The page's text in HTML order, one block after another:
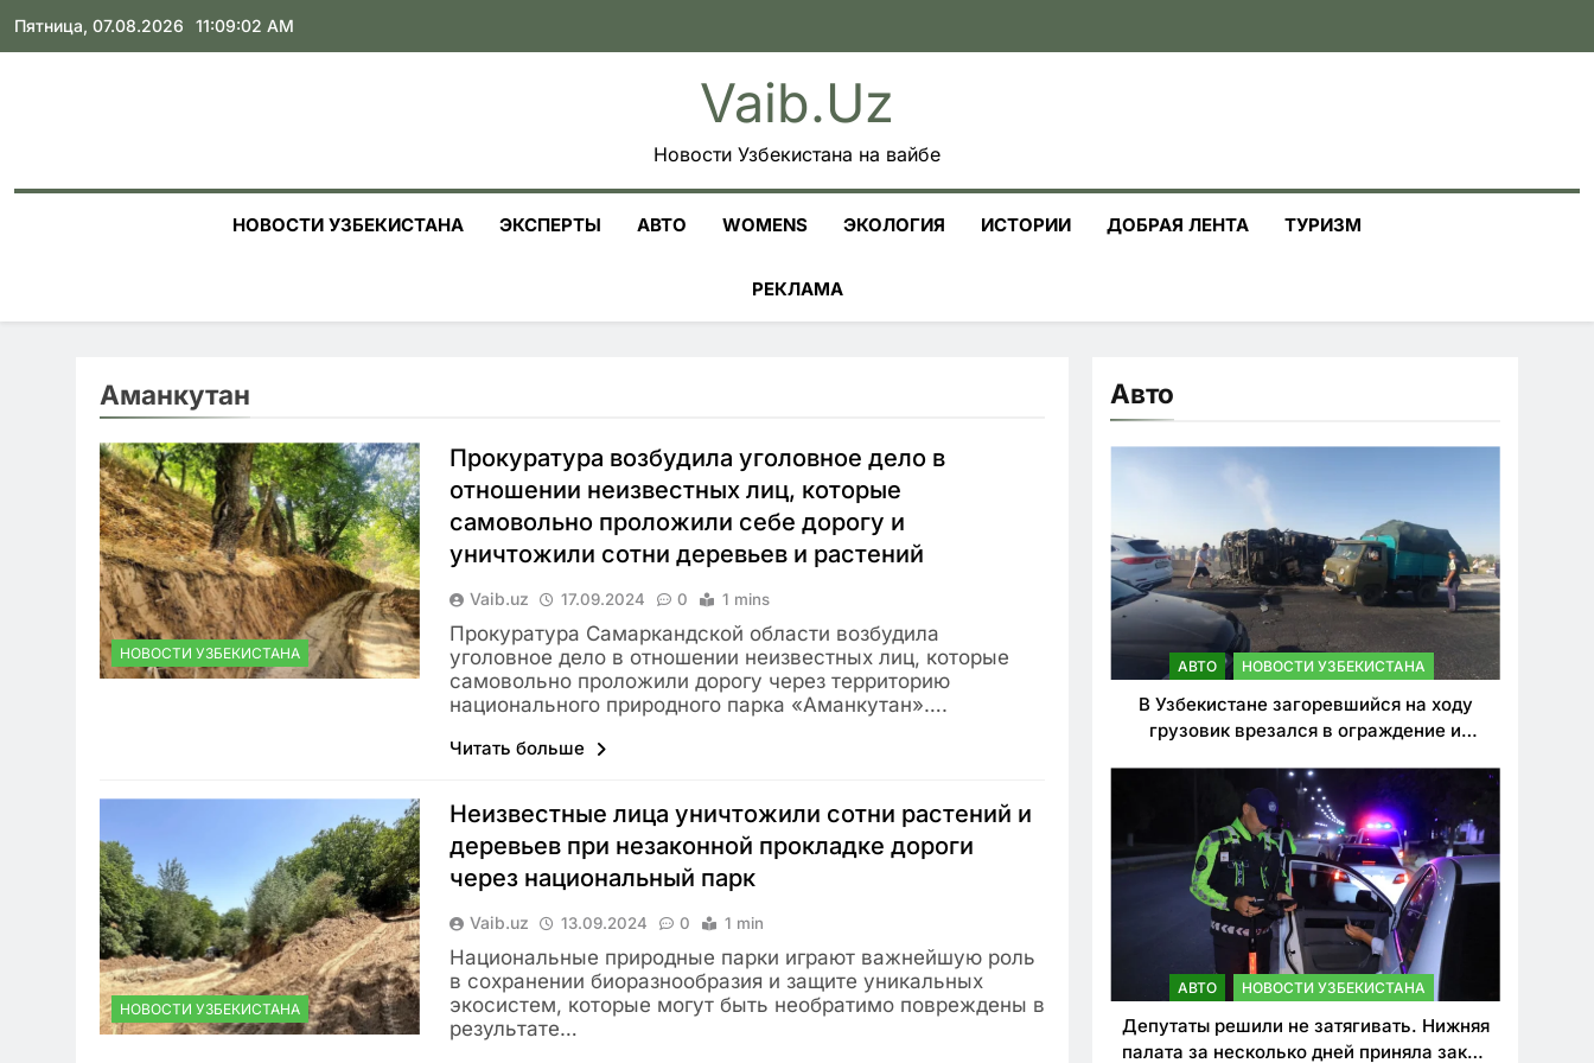
Skip
Пятница, 07.08.2026 11:09:03 AM
Vaib.uz
Новости Узбекистана на вайбе
НОВОСТИ УЗБЕКИСТАНА ЭКСПЕРТЫ АВТО WOMENS ЭКОЛОГИЯ ИСТОРИИ ДОБРАЯ ЛЕНТА ТУРИЗМ
РЕКЛАМА
Аманкутан
НОВОСТИ УЗБЕКИСТАНА
Прокуратура возбудила уголовное дело в
отношении неизвестных лиц, которые
самовольно проложили себе дорогу и
уничтожили сотни деревьев и растений
Vaib.uz 17.09.2024 0 1 mins
Прокуратура Самаркандской области возбудила
уголовное дело в отношении неизвестных лиц, которые
самовольно проложили дорогу через территорию
национального природного парка «Аманкутан»….
Читать больше
НОВОСТИ УЗБЕКИСТАНА
Неизвестные лица уничтожили сотни растений и
деревьев при незаконной прокладке дороги
через национальный парк
Vaib.uz 13.09.2024 0 1 min
Национальные природные парки играют важнейшую роль
в сохранении биоразнообразия и защите уникальных
экосистем, которые могут быть необратимо повреждены в
результате…
Авто
АВТО НОВОСТИ УЗБЕКИСТАНА
В Узбекистане загоревшийся на ходу
грузовик врезался в ограждение и
АВТО НОВОСТИ УЗБЕКИСТАНА
Депутаты решили не затягивать. Нижняя
палата за несколько дней приняла закон